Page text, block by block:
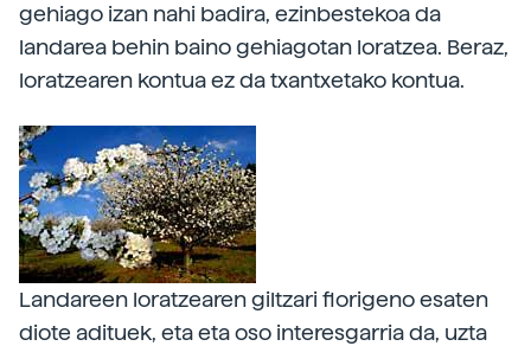
gehiago izan nahi badira, ezinbestekoa da
landarea behin baino gehiagotan loratzea. Beraz,
loratzearen kontua ez da txantxetako kontua.
Landareen loratzearen giltzari florigeno esaten
diote adituek, eta eta oso interesgarria da, uzta